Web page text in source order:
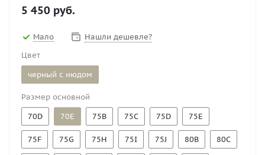
5 450 руб.
Мало
Нашли дешевле?
Цвет
черный с нюдом
Размер основной
70D
70E 75B 75C 75D 75E
75F 75G 75H 75I 75J 80B 80C